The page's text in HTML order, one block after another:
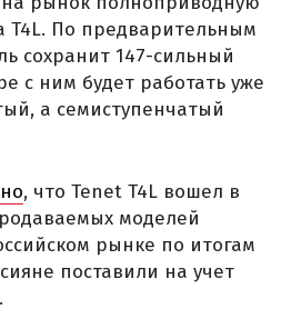
T4L. По предварительным
сохранит 147-сильный
с ним будет работать уже
а семиступенчатый
, что Tenet T4L вошел в
моделей
рынке по итогам
поставили на учет